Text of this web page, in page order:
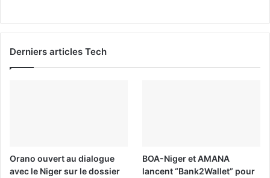
Derniers articles Tech
Orano ouvert au dialogue
avec le Niger sur le dossier
BOA-Niger et AMANA
lancent “Bank2Wallet” pour